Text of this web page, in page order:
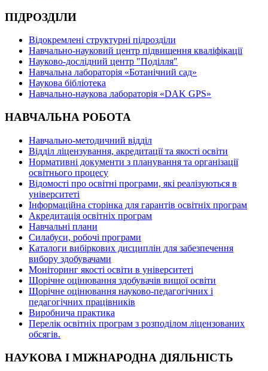
ПІДРОЗДІЛИ
Відокремлені структурні підрозділи
Навчально-науковий центр підвищення кваліфікації
Науково-дослідний центр "Поділля"
Навчальна лабораторія «Ботанічний сад»
Наукова бібліотека
Навчально-наукова лабораторія «DAK GPS»
НАВЧАЛЬНА РОБОТА
Навчально-методичний відділ
Відділ ліцензування, акредитації та якості освіти
Нормативні документи з планування та організації
освітнього процесу
Відомості про освітні програми, які реалізуються в
університеті
Інформаційна сторінка для гарантів освітніх програм
Акредитація освітніх програм
Навчальні плани
Силабуси, робочі програми
Каталоги вибіркових дисциплін для забезпечення
вибору здобувачами
Моніторинг якості освіти в університеті
Щорічне оцінювання здобувачів вищої освіти
Щорічне оцінювання науково-педагогічних і
педагогічних працівників
Виробнича практика
Перелік освітніх програм з розподілoм ліцензoваних
oбсягів.
НАУКОВА І МІЖНАРОДНА ДІЯЛЬНІСТЬ